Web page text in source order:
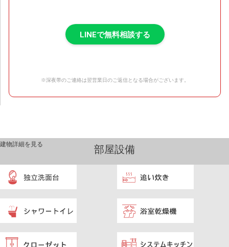
LINEで無料相談する
※深夜帯のご連絡は翌営業日のご返信となる場合がございます。
部屋設備
建物詳細を見る